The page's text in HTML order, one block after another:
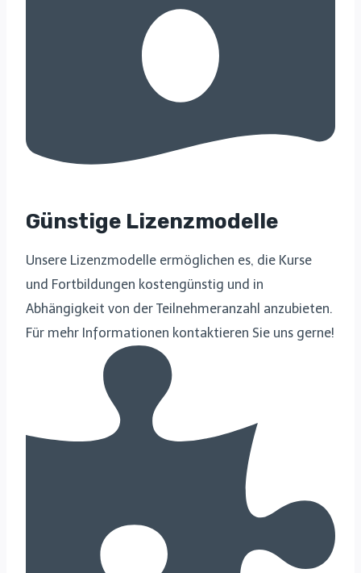
Günstige Lizenzmodelle
Unsere Lizenzmodelle ermöglichen es, die Kurse
und Fortbildungen kostengünstig und in
Abhängigkeit von der Teilnehmeranzahl anzubieten.
Für mehr Informationen kontaktieren Sie uns gerne!